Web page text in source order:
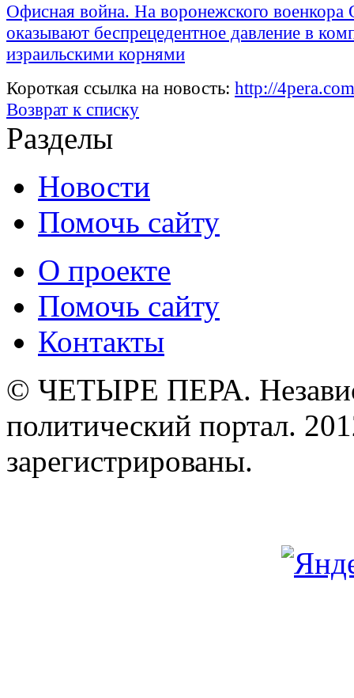
Офисная война. На воронежского военкора
оказывают беспрецедентное давление в
израильскими корнями
Короткая ссылка на новость: http://
Возврат к списку
Разделы
Новости
Помочь сайту
О проекте
Помочь сайту
Контакты
© ЧЕТЫРЕ ПЕРА.
политический портал.
зарегистрированы.